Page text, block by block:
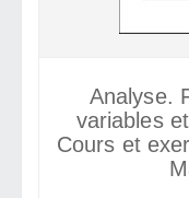
Analyse.
variables
Cours et